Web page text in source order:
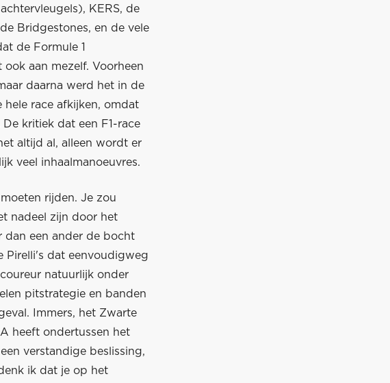
KERS, de
Bridgestones, en de vele
de Formule 1
aan mezelf. Voorheen
daarna werd het in de
race afkijken, omdat
kritiek dat een F1-race
altijd al, alleen wordt er
veel inhaalmanoeuvres.
rijden. Je zou
nadeel zijn door het
dan een ander de bocht
Pirelli's dat eenvoudigweg
natuurlijk onder
pitstrategie en banden
Immers, het Zwarte
heeft ondertussen het
verstandige beslissing,
ik dat je op het